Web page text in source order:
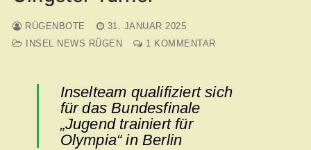
RÜGENBOTE
31. JANUAR 2025
INSEL NEWS RÜGEN
1 KOMMENTAR
Inselteam qualifiziert sich
für das Bundesfinale
„Jugend trainiert für
Olympia“ in Berlin